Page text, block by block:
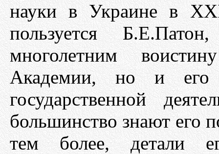
науки в Украине в XXI
пользуется
многолетним
Академии, но и его
государственной
большинство знают его
тем более, детали